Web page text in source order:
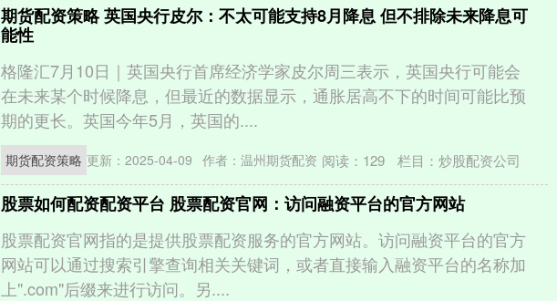
期货配资策略 英国央行皮尔：不太可能支持8月降息 但不排除未来降息可
能性
格隆汇7月10日｜英国央行首席经济学家皮尔周三表示，英国央行可能会
在未来某个时候降息，但最近的数据显示，通胀居高不下的时间可能比预
期的更长。英国今年5月，英国的....
期货配资策略 更新：2025-04-09 作者：温州期货配资 阅读： 129 栏目： 炒股配资公司
股票如何配资配资平台 股票配资官网：访问融资平台的官方网站
股票配资官网指的是提供股票配资服务的官方网站。访问融资平台的官方
网站可以通过搜索引擎查询相关关键词，或者直接输入融资平台的名称加
上".com"后缀来进行访问。另....